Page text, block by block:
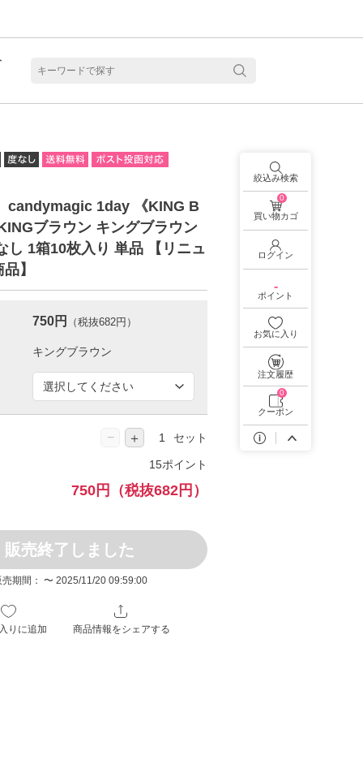
candymagic 1day 《KING B
ブラウン キングブラウン
し 1箱10枚入り 単品 【リニュ
】
750円 （税抜682円）
− ＋ セット
15ポイント
750円 （税抜682円）
販売終了しました
売期間： 〜 2025/11/20 09:59:00
りに追加 商品情報をシェアする
絞込み検索
0
買い物カゴ
ログイン
-
ポイント
お気に入り
注文履歴
0
クーポン
乱視用カラコン 1day商品一覧を見る
遠近両用カラコン 1day商品一覧を見る
ラコン・サークルレンズ 2week商品一覧を見る
コン・サークルレンズ 1month商品一覧を見る
乱視用カラコン 1day商品一覧を見る
クリアコンタクトレンズ 2week 商品一覧を見る
乱視用カラコン 1day商品一覧を見る
乱視用カラコン 1month商品一覧を見る